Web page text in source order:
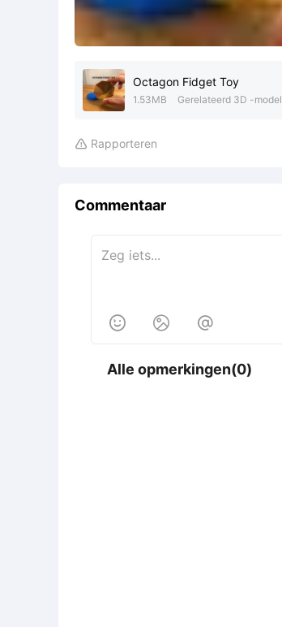
Octagon Fidget Toy
1.53MB Gerelateerd 3D -model
 Rapporteren
Commentaar
  
Alle opmerkingen(0)